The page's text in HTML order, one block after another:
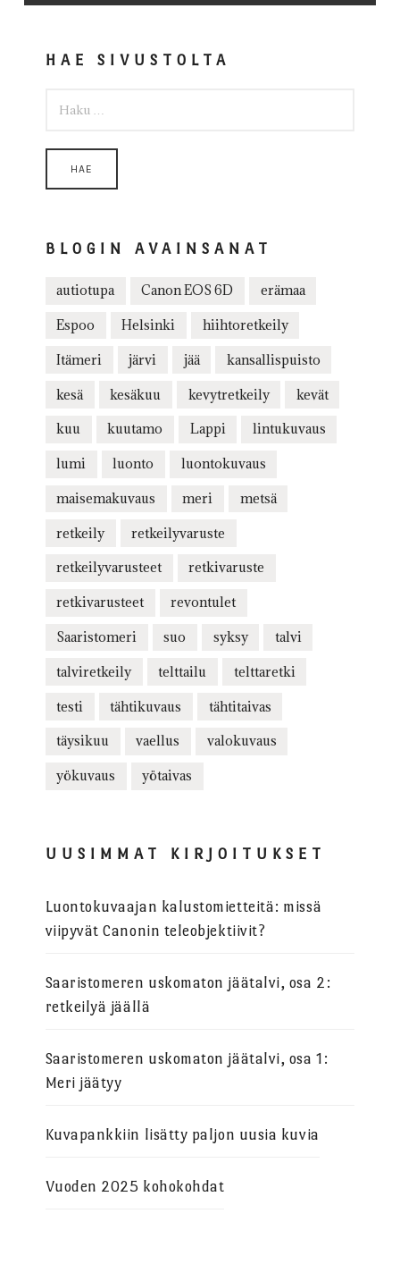
HAE SIVUSTOLTA
BLOGIN AVAINSANAT
autiotupa Canon EOS 6D erämaa
Espoo Helsinki hiihtoretkeily
Itämeri järvi jää kansallispuisto
kesä kesäkuu kevytretkeily kevät
kuu kuutamo Lappi lintukuvaus
lumi luonto luontokuvaus
maisemakuvaus meri metsä
retkeily retkeilyvaruste
retkeilyvarusteet retkivaruste
retkivarusteet revontulet
Saaristomeri suo syksy talvi
talviretkeily telttailu telttaretki
testi tähtikuvaus tähtitaivas
täysikuu vaellus valokuvaus
yökuvaus yötaivas
UUSIMMAT KIRJOITUKSET
Luontokuvaajan kalustomietteitä: missä
viipyvät Canonin teleobjektiivit?
Saaristomeren uskomaton jäätalvi, osa 2:
retkeilyä jäällä
Saaristomeren uskomaton jäätalvi, osa 1:
Meri jäätyy
Kuvapankkiin lisätty paljon uusia kuvia
Vuoden 2025 kohokohdat